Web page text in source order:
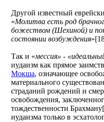
Другой известный
«Молитва есть род
божеством (Шехиной) и
состоянии возбуждения
Так и «мессия» -
иудаизм как прямое
Мокша, означающее
материального
страданий рождений и
освобождения,
тождественности
иудаизма только в